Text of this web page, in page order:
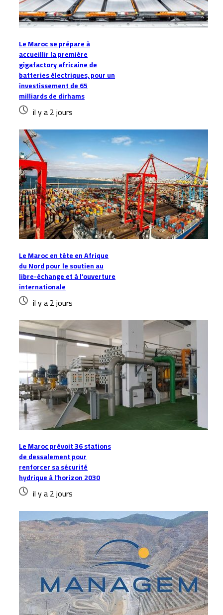
Le Maroc se prépare à
accueillir la première
gigafactory africaine de
batteries électriques, pour un
investissement de 65
milliards de dirhams
il y a 2 jours
Le Maroc en tête en Afrique
du Nord pour le soutien au
libre-échange et à l’ouverture
internationale
il y a 2 jours
Le Maroc prévoit 36 stations
de dessalement pour
renforcer sa sécurité
hydrique à l’horizon 2030
il y a 2 jours